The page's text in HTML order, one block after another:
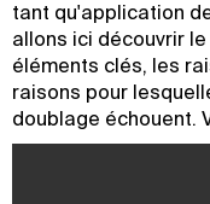
tant qu'application
allons ici découvrir
éléments clés, les
raisons pour
doublage échouent.